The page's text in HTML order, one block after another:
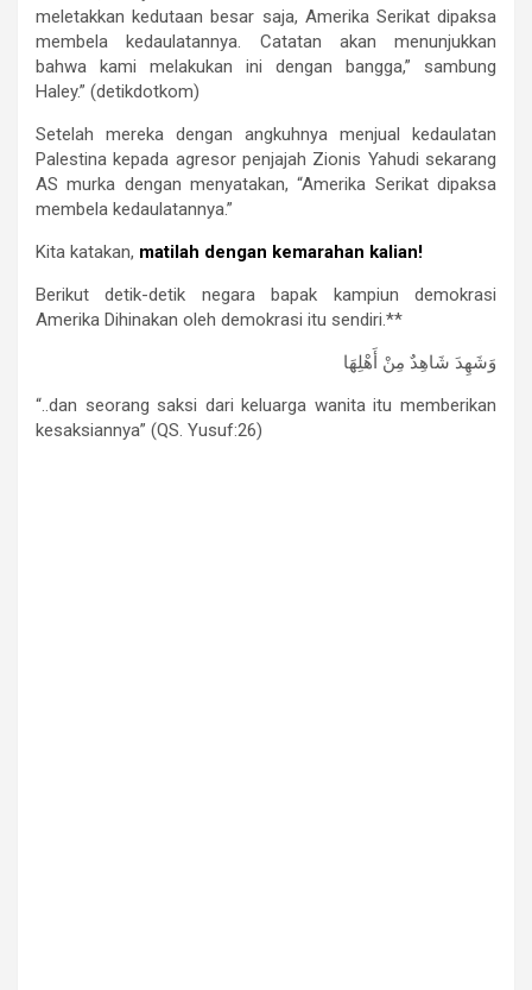
meletakkan kedutaan besar saja, Amerika Serikat dipaksa
membela kedaulatannya. Catatan akan menunjukkan
bahwa kami melakukan ini dengan bangga,” sambung
Haley.” (detikdotkom)
Setelah mereka dengan angkuhnya menjual kedaulatan
Palestina kepada agresor penjajah Zionis Yahudi sekarang
AS murka dengan menyatakan, “Amerika Serikat dipaksa
membela kedaulatannya.”
Kita katakan, matilah dengan kemarahan kalian!
Berikut detik-detik negara bapak kampiun demokrasi
Amerika Dihinakan oleh demokrasi itu sendiri.**
وَشَهِدَ شَاهِدٌ مِنْ أَهْلِهَا
“..dan seorang saksi dari keluarga wanita itu memberikan
kesaksiannya” (QS. Yusuf:26)